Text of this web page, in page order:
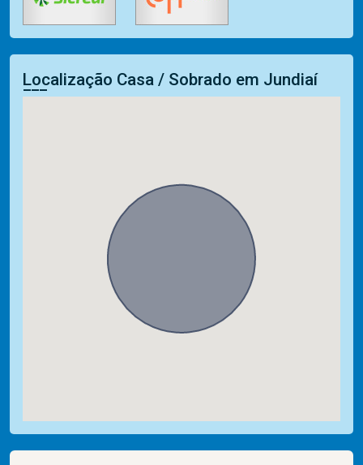
Localização Casa / Sobrado em Jundiaí